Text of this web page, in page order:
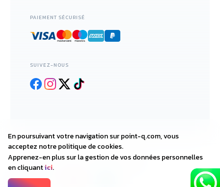
PAIEMENT SÉCURISÉ
SUIVEZ-NOUS
2018—2025 • POINT-Q.COM
DESIGNED WITH
En poursuivant votre navigation sur point-q.com, vous
acceptez notre politique de cookies.
Apprenez-en plus sur la gestion de vos données personnelles
en cliquantici.